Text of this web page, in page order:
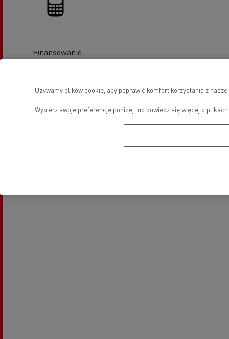
Finansowanie
Lokalizacja
Używamy plików cookie, aby poprawić komfort korzystania z
Wybierz swoje preferencje poniżej lub dowiedz się więcej o